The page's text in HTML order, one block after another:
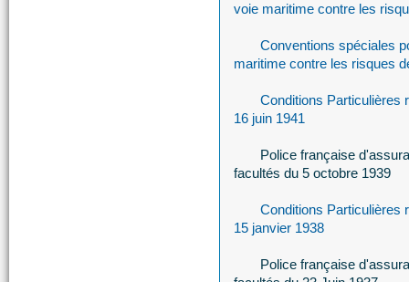
voie maritime contre les
Conventions spéciales
maritime contre les risques
Conditions Particulières
16 juin 1941
Police française
facultés du 5 octobre 1939
Conditions Particulières
15 janvier 1938
Police française